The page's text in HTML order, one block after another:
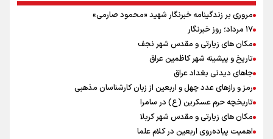
پزشکیان : آمریکا تلاش می‌کند همسایگان را علیه ما بسیج کند
افتتاحیه جشنواره نمايش عروسكى تهران-مبارك
خطیب جمعه تهران: دشمن شکست مفتضحانه خورده و به التماس افتاده،
ادبیات باخت را هم بلد نیست
دلیل تأکید پزشکیان بر اجرای طرح محله‌محوری و مسجدمحوری چیست؟
خبر سخنگوی کمیسیون امنیت از توافق در چارچوب کلی مذاکرات ایران و
عمان بر سر تنگه هرمز
مروری بر زندگینامه خبرنگار شهید «محمود صارمی»
۱۷ مرداد؛ روز خبرنگار
مکان های زیارتی و مقدس شهر نجف
تاریخ و پیشینه شهر کاظمین عراق
جاهای دیدنی بغداد عراق
رمز و رازهای عدد چهل و اربعین از زبان کارشناسان مذهبی
تاریخچه حرم عسکرین (ع) در سامرا
مکان های زیارتی و مقدس شهر کربلا
اهمیت پیاده‌روی اربعین در کلام علما